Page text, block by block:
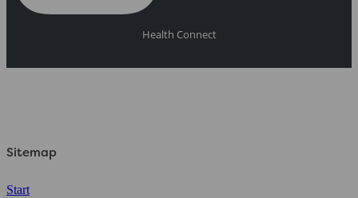
Health Connect
Sitemap
Start